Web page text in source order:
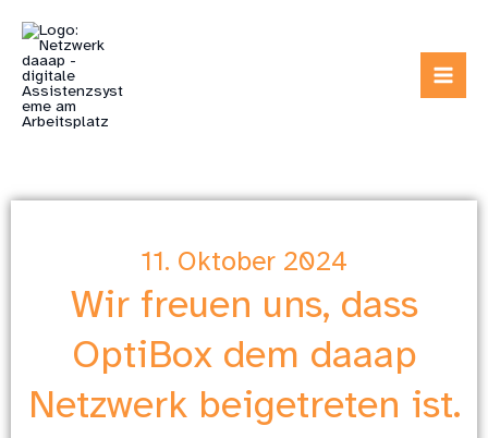
Inhalt
springen
11. Oktober 2024
Wir freuen uns, dass
OptiBox dem daaap
Netzwerk beigetreten ist.